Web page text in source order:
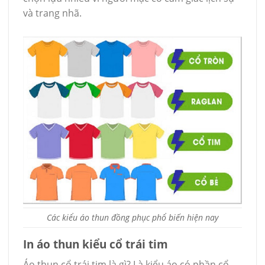
và trang nhã.
Các kiểu áo thun đồng phục phổ biến hiện nay
In áo thun kiểu cổ trái tim